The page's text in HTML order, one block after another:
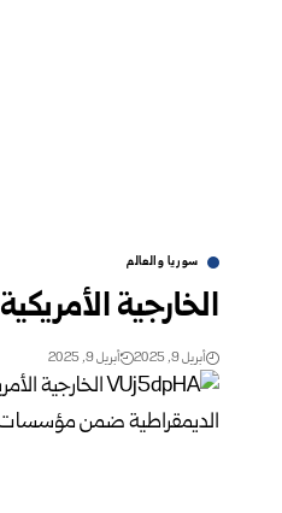
سوريا والعالم
الخارجية
أبريل 9, 2025 أبريل 9, 2025